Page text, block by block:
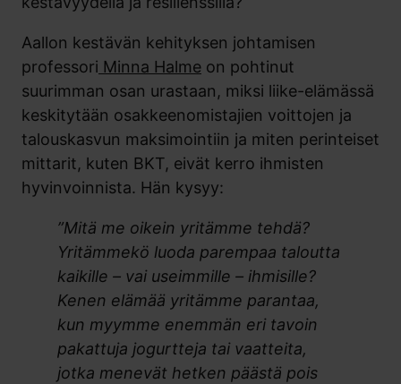
Aallon kestävän kehityksen johtamisen
professori Minna Halme on pohtinut
suurimman osan urastaan, miksi liike-elämässä
keskitytään osakkeenomistajien voittojen ja
talouskasvun maksimointiin ja miten perinteiset
mittarit, kuten BKT, eivät kerro ihmisten
hyvinvoinnista. Hän kysyy:
”Mitä me oikein yritämme tehdä?
Yritämmekö luoda parempaa taloutta
kaikille – vai useimmille – ihmisille?
Kenen elämää yritämme parantaa,
kun myymme enemmän eri tavoin
pakattuja jogurtteja tai vaatteita,
jotka menevät hetken päästä pois